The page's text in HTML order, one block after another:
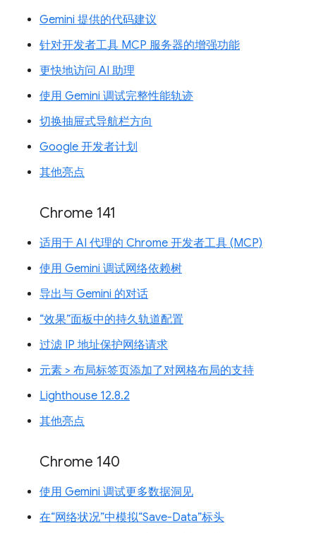
Gemini 提供的代码建议
针对开发者工具 MCP 服务器的增强功能
更快地访问 AI 助理
使用 Gemini 调试完整性能轨迹
切换抽屉式导航栏方向
Google 开发者计划
其他亮点
Chrome 141
适用于 AI 代理的 Chrome 开发者工具 (MCP)
使用 Gemini 调试网络依赖树
导出与 Gemini 的对话
“效果”面板中的持久轨道配置
过滤 IP 地址保护网络请求
元素 > 布局标签页添加了对网格布局的支持
Lighthouse 12.8.2
其他亮点
Chrome 140
使用 Gemini 调试更多数据洞见
在“网络状况”中模拟“Save-Data”标头